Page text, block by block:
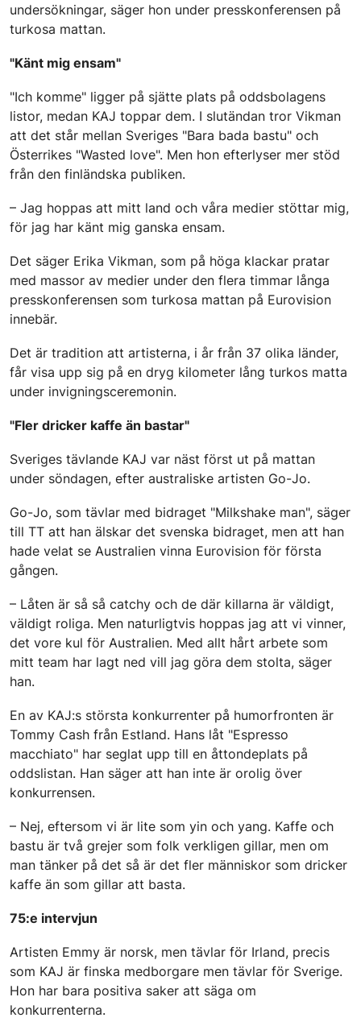
undersökningar, säger hon under presskonferensen på
turkosa mattan.
"Känt mig ensam"
"Ich komme" ligger på sjätte plats på oddsbolagens
listor, medan KAJ toppar dem. I slutändan tror Vikman
att det står mellan Sveriges "Bara bada bastu" och
Österrikes "Wasted love". Men hon efterlyser mer stöd
från den finländska publiken.
– Jag hoppas att mitt land och våra medier stöttar mig,
för jag har känt mig ganska ensam.
Det säger Erika Vikman, som på höga klackar pratar
med massor av medier under den flera timmar långa
presskonferensen som turkosa mattan på Eurovision
innebär.
Det är tradition att artisterna, i år från 37 olika länder,
får visa upp sig på en dryg kilometer lång turkos matta
under invigningsceremonin.
"Fler dricker kaffe än bastar"
Sveriges tävlande KAJ var näst först ut på mattan
under söndagen, efter australiske artisten Go-Jo.
Go-Jo, som tävlar med bidraget "Milkshake man", säger
till TT att han älskar det svenska bidraget, men att han
hade velat se Australien vinna Eurovision för första
gången.
– Låten är så så catchy och de där killarna är väldigt,
väldigt roliga. Men naturligtvis hoppas jag att vi vinner,
det vore kul för Australien. Med allt hårt arbete som
mitt team har lagt ned vill jag göra dem stolta, säger
han.
En av KAJ:s största konkurrenter på humorfronten är
Tommy Cash från Estland. Hans låt "Espresso
macchiato" har seglat upp till en åttondeplats på
oddslistan. Han säger att han inte är orolig över
konkurrensen.
– Nej, eftersom vi är lite som yin och yang. Kaffe och
bastu är två grejer som folk verkligen gillar, men om
man tänker på det så är det fler människor som dricker
kaffe än som gillar att basta.
75:e intervjun
Artisten Emmy är norsk, men tävlar för Irland, precis
som KAJ är finska medborgare men tävlar för Sverige.
Hon har bara positiva saker att säga om
konkurrenterna.